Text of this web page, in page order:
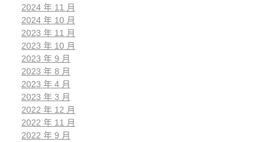
2024 年 11 月
2024 年 10 月
2023 年 11 月
2023 年 10 月
2023 年 9 月
2023 年 8 月
2023 年 4 月
2023 年 3 月
2022 年 12 月
2022 年 11 月
2022 年 9 月